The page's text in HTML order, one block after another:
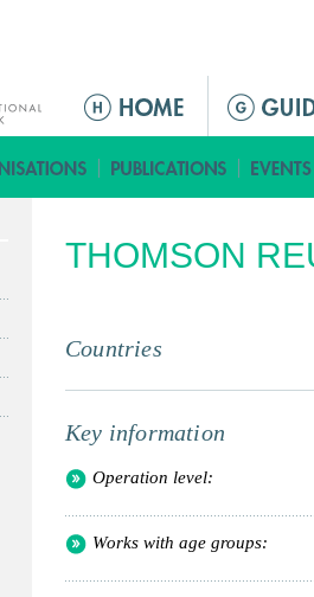
а
в
е
THOMSON
Countries
Key information
Operation level:
Works with age groups: